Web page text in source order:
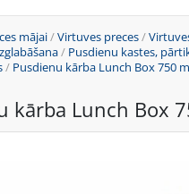
mājai/Virtuves preces/
/ Pusdienu kastes,
/ Pusdienu kārba Lunch Box 750
kārba Lunch Box